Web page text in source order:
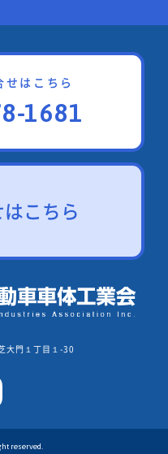
せはこちら
1681
こちら
大門１丁目１-30
reserved.